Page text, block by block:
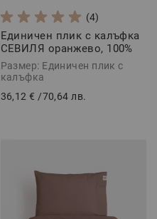
(4)
Единичен плик с калъфка
СЕВИЛЯ оранжево, 100%
Памучен сатен, 2 части
Размер: Единичен плик с
калъфка
36,12 € /70,64 лв.